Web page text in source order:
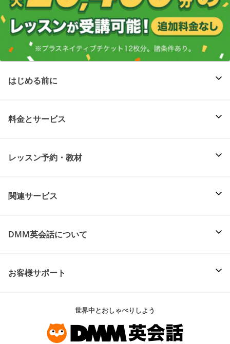
はじめる前に
料金とサービス
レッスン予約・教材
関連サービス
DMM英会話について
お客様サポート
世界中とおしゃべりしよう